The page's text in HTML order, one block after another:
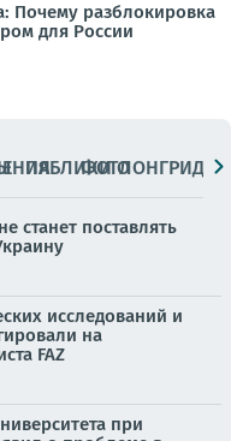
Почему разблокировка
для России
ПАБЛИКИ
ФОТОЛОНГРИДЫ
станет поставлять
исследований и
на
FAZ
при